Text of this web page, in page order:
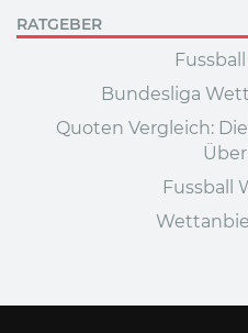
RATGEBER
Bundesliga
Quoten Vergleich:
Fussball